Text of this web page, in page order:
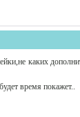
анализа
документа, а
объеме.
1,7
каких
время покажет..